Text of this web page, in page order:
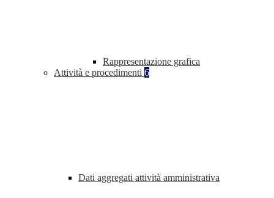
Rappresentazione grafica
Attività e procedimenti 6
Dati aggregati attività amministrativa